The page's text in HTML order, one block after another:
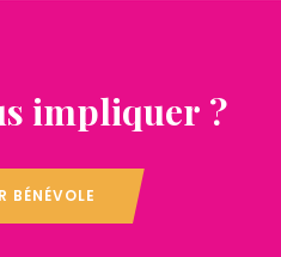
impliquer ?
BÉNÉVOLE